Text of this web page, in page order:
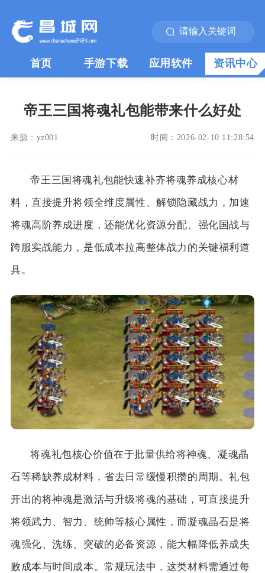
首页 手游下载 应用软件 资讯中心
帝王三国将魂礼包能带来什么好处
来源： yz001 时间： 2026-02-10 11:28:54
帝王三国将魂礼包能快速补齐将魂养成核心材
料，直接提升将领全维度属性、解锁隐藏战力，加速
将魂高阶养成进度，还能优化资源分配、强化国战与
跨服实战能力，是低成本拉高整体战力的关键福利道
具。
将魂礼包核心价值在于批量供给将神魂、凝魂晶
石等稀缺养成材料，省去日常缓慢积攒的周期。礼包
开出的将神魂是激活与升级将魂的基础，可直接提升
将领武力、智力、统帅等核心属性，而凝魂晶石是将
魂强化、洗练、突破的必备资源，能大幅降低养成失
败成本与时间成本。常规玩法中，这类材料需通过每